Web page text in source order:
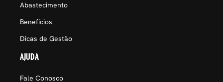
Abastecimento
Benefícios
Dicas de Gestão
AJUDA
Fale Conosco